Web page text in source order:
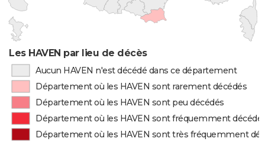
Les HAVEN par lieu de décès
Aucun HAVEN n'est décédé dans ce département
Département où les HAVEN sont rarement décédés
Département où les HAVEN sont peu décédés
Département où les HAVEN sont fréquemment
Département où les HAVEN sont très fréquemment